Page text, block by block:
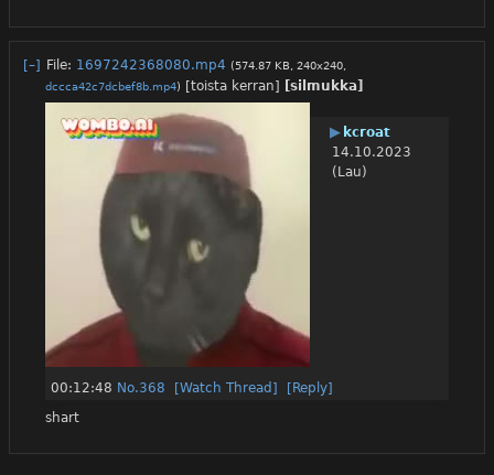
[–] File: 1697242368080.mp4 (574.87 KB, 240x240,
dccca42c7dcbef8b.mp4) [toista kerran] [silmukka]
▶ kcroat
14.10.2023
(Lau)
00:12:48 No.368 [Watch Thread]
[Reply]
shart